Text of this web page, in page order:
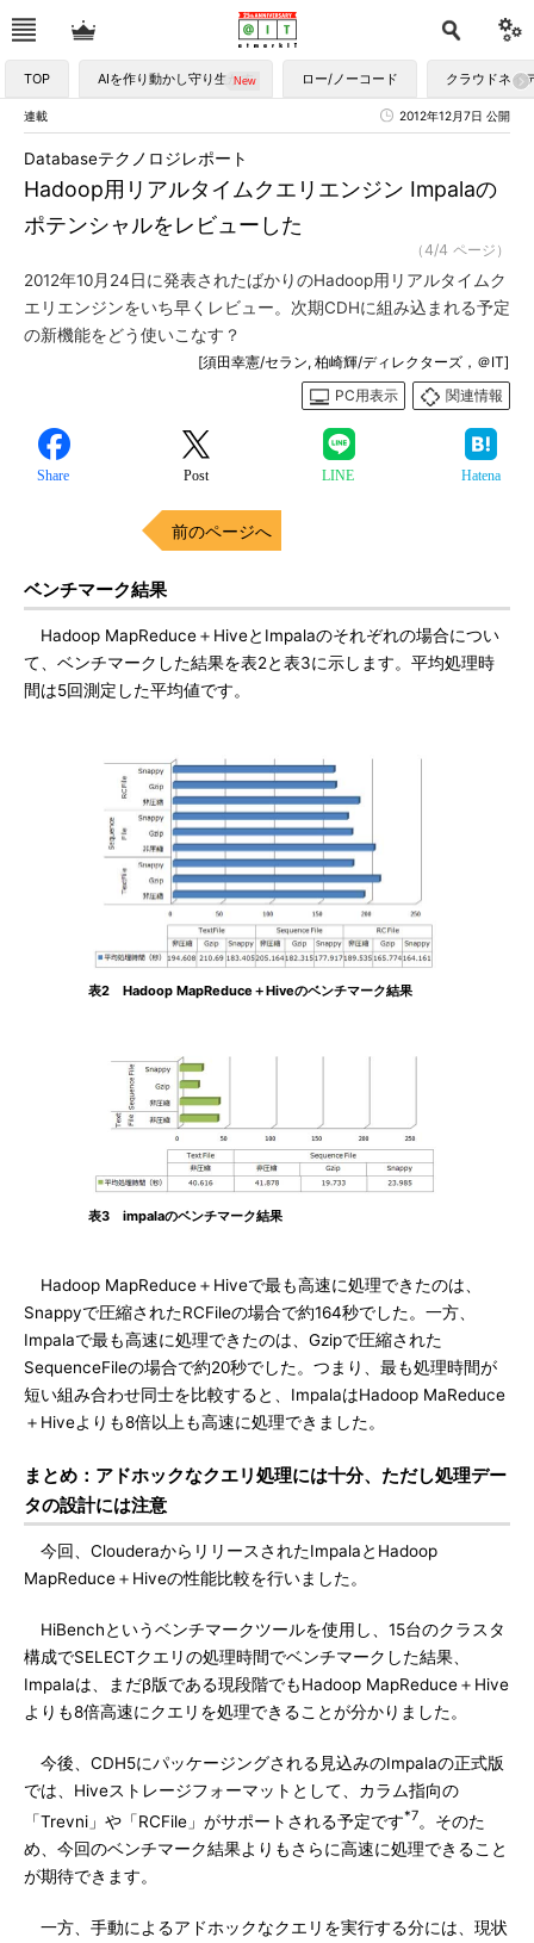
TOP AIを作り動かし守り生かす ロー/ノーコード クラウドネイ
連載 2012年12月7日 公開
Hadoop用リアルタイムクエリエンジン Impalaの
ポテンシャルをレビューした
Databaseテクノロジレポート
（4/4 ページ）
2012年10月24日に発表されたばかりのHadoop用リアルタイムク
エリエンジンをいち早くレビュー。次期CDHに組み込まれる予定
の新機能をどう使いこなす？
[須田幸憲/セラン, 柏崎輝/ディレクターズ，＠IT]
PC用表示
関連情報
Share Post LINE Hatena
前のページへ
ベンチマーク結果
Hadoop MapReduce＋HiveとImpalaのそれぞれの場合につい
て、ベンチマークした結果を表2と表3に示します。平均処理時
間は5回測定した平均値です。
表2 Hadoop MapReduce＋Hiveのベンチマーク結果
表3 impalaのベンチマーク結果
Hadoop MapReduce＋Hiveで最も高速に処理できたのは、
Snappyで圧縮されたRCFileの場合で約164秒でした。一方、
Impalaで最も高速に処理できたのは、Gzipで圧縮された
SequenceFileの場合で約20秒でした。つまり、最も処理時間が
短い組み合わせ同士を比較すると、ImpalaはHadoop MaReduce
＋Hiveよりも8倍以上も高速に処理できました。
まとめ：アドホックなクエリ処理には十分、ただし処理デー
タの設計には注意
今回、ClouderaからリリースされたImpalaとHadoop
MapReduce＋Hiveの性能比較を行いました。
HiBenchというベンチマークツールを使用し、15台のクラスタ
構成でSELECTクエリの処理時間でベンチマークした結果、
Impalaは、まだβ版である現段階でもHadoop MapReduce＋Hive
よりも8倍高速にクエリを処理できることが分かりました。
今後、CDH5にパッケージングされる見込みのImpalaの正式版
では、Hiveストレージフォーマットとして、カラム指向の
「Trevni」や「RCFile」がサポートされる予定です*7。そのた
め、今回のベンチマーク結果よりもさらに高速に処理できること
が期待できます。
一方、手動によるアドホックなクエリを実行する分には、現状